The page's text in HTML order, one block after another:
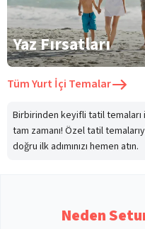
Yaz Fırsatları
TümYurt İçi Temalar
Birbirinden keyifli tatil temaları
tam zamanı! Özel tatil
doğru ilk adımınızı hemen atın.
Neden